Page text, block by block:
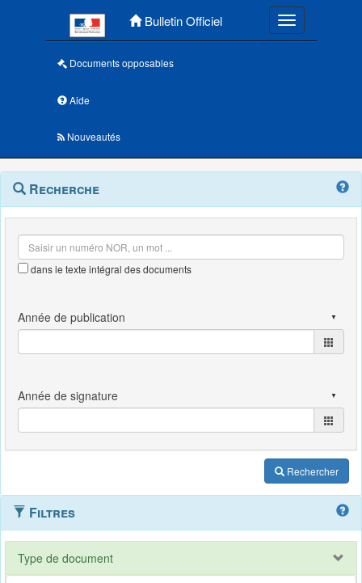
Bulletin Officiel Toggle
Documents opposables
Aide
Nouveautés
Navigation
outils
Menu
contextuel
Recherche
dans le texte intégral des documents
Rechercher
Filtres
Type de document